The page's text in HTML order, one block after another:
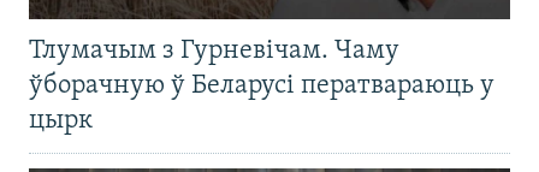
Тлумачым з Гурневічам. Чаму
ўборачную ў Беларусі ператвараюць у
цырк